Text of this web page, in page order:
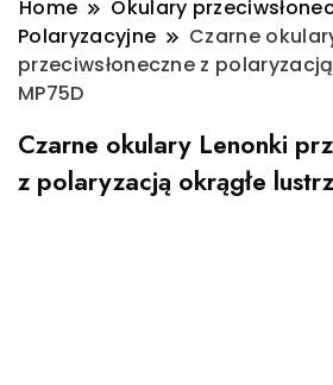
Home Okulary
Polaryzacyjne
Czarne
przeciwsłoneczne z
MP75D
Czarne okulary Lenonki
z polaryzacją okrągłe